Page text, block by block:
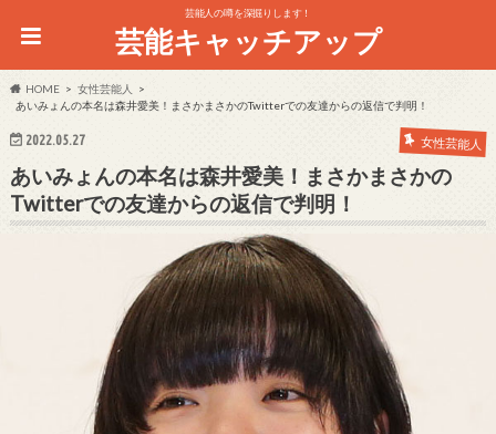
芸能人の噂を深掘りします！
芸能キャッチアップ
HOME
女性芸能人
あいみょんの本名は森井愛美！まさかまさかのTwitterでの友達からの返信で判明！
2022.05.27 女性芸能人
あいみょんの本名は森井愛美！まさかまさかの
Twitterでの友達からの返信で判明！